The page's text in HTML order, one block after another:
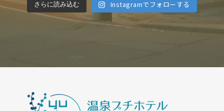
さらに読み込む Instagramでフォローする